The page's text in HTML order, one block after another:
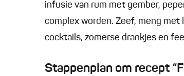
infusie van rum met gember,
complex worden. Zeef, meng
cocktails, zomerse drankjes en
Stappenplan om recept